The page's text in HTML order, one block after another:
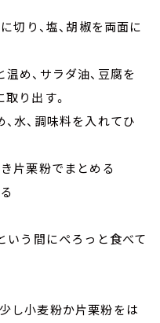
切り、塩、胡椒を両面に
め、サラダ油、豆腐を
り出す。
水、調味料を入れてひ
片栗粉でまとめる
いう間にぺろっと食べて
し小麦粉か片栗粉をは